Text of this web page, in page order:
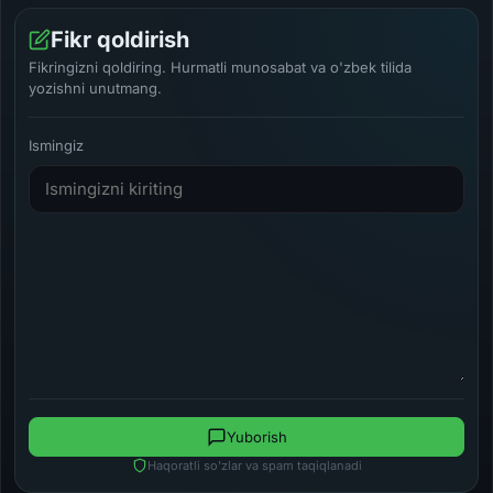
Fikr qoldirish
Fikringizni qoldiring. Hurmatli munosabat va o'zbek tilida
yozishni unutmang.
Ismingiz
Haqoratli so'zlar va spam taqiqlanadi
Yuborish